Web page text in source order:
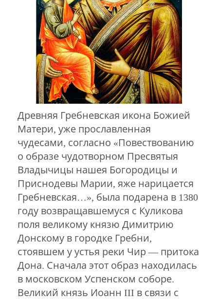
Древняя Гребневская икона Божией
Матери, уже прославленная
чудесами, согласно «Повествованию
о образе чудотворном Пресвятыя
Владычицы нашея Богородицы и
Приснодевы Марии, яже нарицается
Гребневская…», была подарена в 1380
году возвращавшемуся с Куликова
поля великому князю Димитрию
Донскому в городке Гребни,
стоявшем у устья реки Чир — притока
Дона. Сначала этот образ находилась
в московском Успенском соборе.
Великий князь Иоанн III в связи с